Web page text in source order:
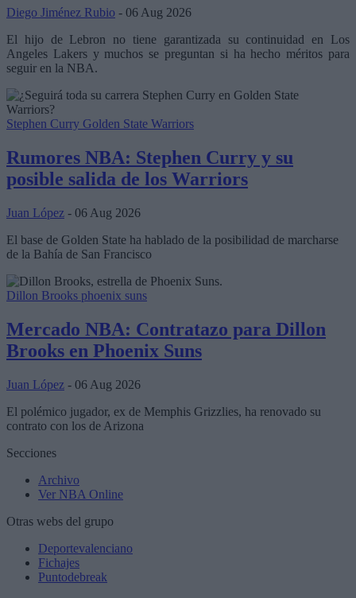
Diego Jiménez Rubio - 06 Aug 2026
El hijo de Lebron no tiene garantizada su continuidad en Los
Angeles Lakers y muchos se preguntan si ha hecho méritos para
seguir en la NBA.
Stephen Curry Golden State Warriors
Rumores NBA: Stephen Curry y su
posible salida de los Warriors
Juan López - 06 Aug 2026
El base de Golden State ha hablado de la posibilidad de marcharse
de la Bahía de San Francisco
Dillon Brooks phoenix suns
Mercado NBA: Contratazo para Dillon
Brooks en Phoenix Suns
Juan López - 06 Aug 2026
El polémico jugador, ex de Memphis Grizzlies, ha renovado su
contrato con los de Arizona
Secciones
Archivo
Ver NBA Online
Otras webs del grupo
Deportevalenciano
Fichajes
Puntodebreak